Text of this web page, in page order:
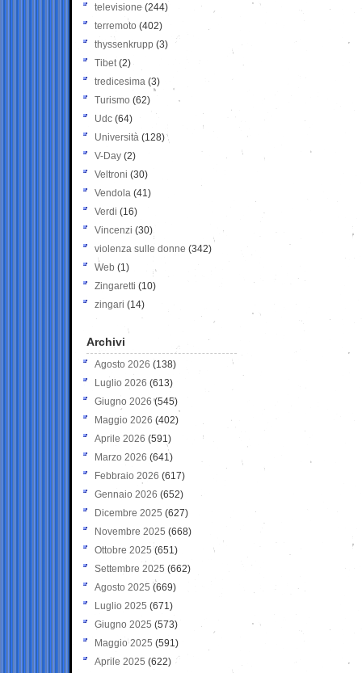
televisione(244)
terremoto (402)
thyssenkrupp (3)
Tibet(2)
tredicesima (3)
Turismo (62)
Udc (64)
Università (128)
V-Day (2)
Veltroni (30)
Vendola (41)
Verdi (16)
Vincenzi (30)
violenza sulle donne (342)
Web (1)
Zingaretti (10)
zingari (14)
Archivi
Agosto 2026 (138)
Luglio 2026 (613)
Giugno 2026 (545)
Maggio 2026 (402)
Aprile 2026 (591)
Marzo 2026 (641)
Febbraio 2026 (617)
Gennaio 2026 (652)
Dicembre 2025 (627)
Novembre 2025 (668)
Ottobre 2025 (651)
Settembre 2025 (662)
Agosto 2025 (669)
Luglio 2025 (671)
Giugno 2025 (573)
Maggio 2025 (591)
Aprile 2025 (622)